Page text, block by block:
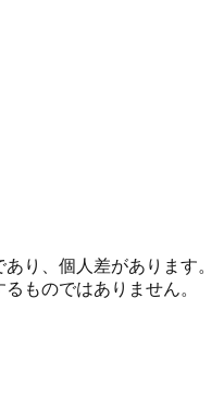
り、個人差があります。
ものではありません。